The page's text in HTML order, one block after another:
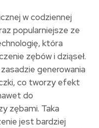
w codziennej
popularniejsze ze
która
zębów i dziąseł.
generowania
co tworzy efekt
do
zębami. Taka
jest bardziej